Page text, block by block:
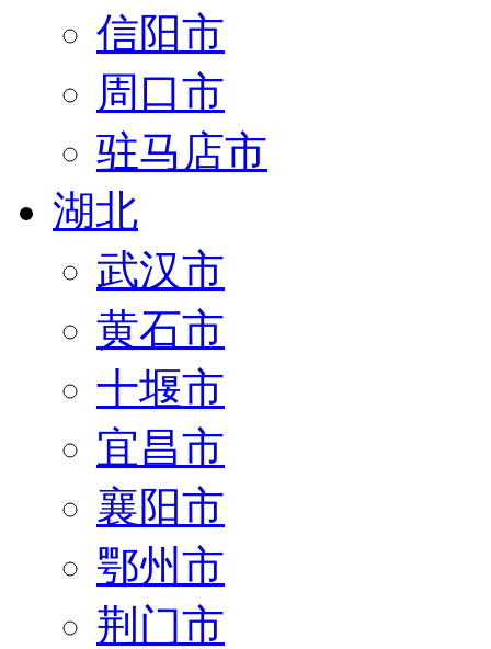
信阳市
周口市
驻马店市
湖北
武汉市
黄石市
十堰市
宜昌市
襄阳市
鄂州市
荆门市